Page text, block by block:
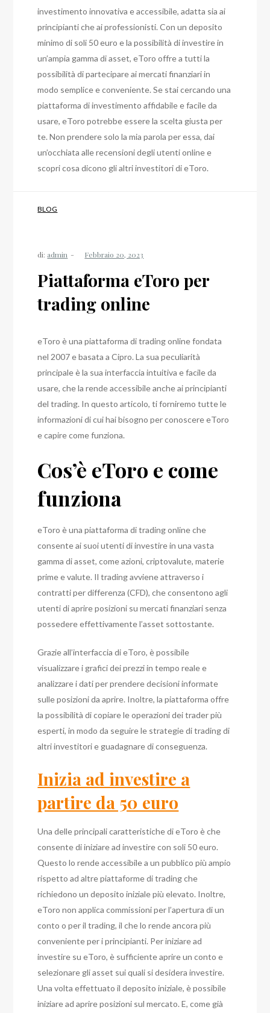
investimento innovativa e accessibile, adatta sia ai
principianti che ai professionisti. Con un deposito
minimo di soli 50 euro e la possibilità di investire in
un’ampia gamma di asset, eToro offre a tutti la
possibilità di partecipare ai mercati finanziari in
modo semplice e conveniente. Se stai cercando una
piattaforma di investimento affidabile e facile da
usare, eToro potrebbe essere la scelta giusta per
te. Non prendere solo la mia parola per essa, dai
un’occhiata alle recensioni degli utenti online e
scopri cosa dicono gli altri investitori di eToro.
BLOG
di: admin
Piattaforma eToro per
trading online
eToro è una piattaforma di trading online fondata
nel 2007 e basata a Cipro. La sua peculiarità
principale è la sua interfaccia intuitiva e facile da
usare, che la rende accessibile anche ai principianti
del trading. In questo articolo, ti forniremo tutte le
informazioni di cui hai bisogno per conoscere eToro
e capire come funziona.
Cos’è eToro e come
funziona
eToro è una piattaforma di trading online che
consente ai suoi utenti di investire in una vasta
gamma di asset, come azioni, criptovalute, materie
prime e valute. Il trading avviene attraverso i
contratti per differenza (CFD), che consentono agli
utenti di aprire posizioni su mercati finanziari senza
possedere effettivamente l’asset sottostante.
Grazie all’interfaccia di eToro, è possibile
visualizzare i grafici dei prezzi in tempo reale e
analizzare i dati per prendere decisioni informate
sulle posizioni da aprire. Inoltre, la piattaforma offre
la possibilità di copiare le operazioni dei trader più
esperti, in modo da seguire le strategie di trading di
altri investitori e guadagnare di conseguenza.
Inizia ad investire a
partire da 50 euro
Una delle principali caratteristiche di eToro è che
consente di iniziare ad investire con soli 50 euro.
Questo lo rende accessibile a un pubblico più ampio
rispetto ad altre piattaforme di trading che
richiedono un deposito iniziale più elevato. Inoltre,
eToro non applica commissioni per l’apertura di un
conto o per il trading, il che lo rende ancora più
conveniente per i principianti. Per iniziare ad
investire su eToro, è sufficiente aprire un conto e
selezionare gli asset sui quali si desidera investire.
Una volta effettuato il deposito iniziale, è possibile
iniziare ad aprire posizioni sul mercato. E, come già